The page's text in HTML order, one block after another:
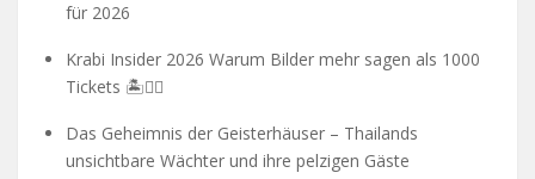
für 2026
Krabi Insider 2026 Warum Bilder mehr sagen als 1000
Tickets 🏝️🧗‍♂️
Das Geheimnis der Geisterhäuser – Thailands
unsichtbare Wächter und ihre pelzigen Gäste